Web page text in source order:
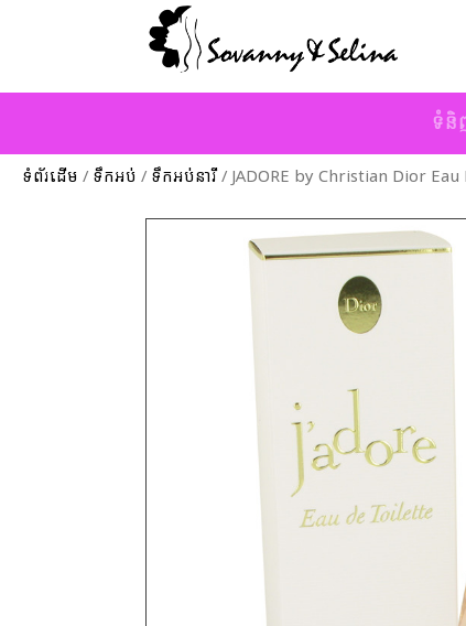
ទំនិ
ទំព័រដើម / ទឹកអប់ / ទឹកអប់នារី/ JADORE by Christian Dior